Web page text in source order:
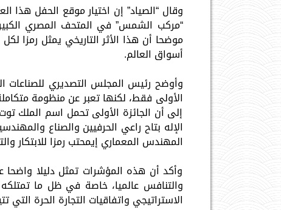
وقال “الصياد” إن اختيار موقع الحفل هذا
“مركب الشمس” في المتحف المصري
موضحا أن هذا الأثر التاريخي يمثل
أسواق العالم.
الأولى فقط، لكنها تعبر عن منظومة
إلى أن الجائزة الأولى تحمل اسم الملك توت
الإله بتاح راعي الحرفيين والصناع
المهندس المعماري إيمحتب رمزا للابتكار
وأكد أن هذه المؤشرات تمثل دليلا واضحا
والتنافس عالميا، خاصة في ظل ما
الاستراتيجي واتفاقيات التجارة الحرة التي تتيح